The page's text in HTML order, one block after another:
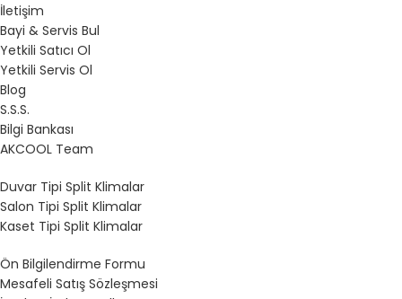
İletişim
Bayi & Servis Bul
Yetkili Satıcı Ol
Yetkili Servis Ol
Blog
S.S.S.
Bilgi Bankası
AKCOOL Team
Duvar Tipi Split Klimalar
Salon Tipi Split Klimalar
Kaset Tipi Split Klimalar
Ön Bilgilendirme Formu
Mesafeli Satış Sözleşmesi